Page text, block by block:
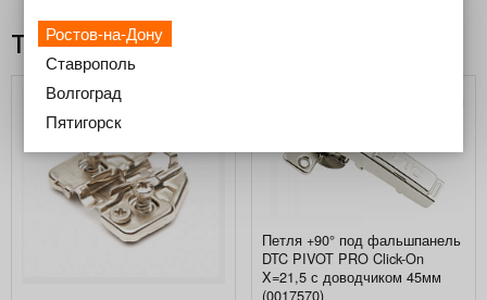
Товары из этой категории
Петля +90° под фальшпанель
DTC PIVOT PRO Click-On
X=21,5 с доводчиком 45мм
(0017570)
Ростов-на-Дону
Ставрополь
Волгоград
Пятигорск